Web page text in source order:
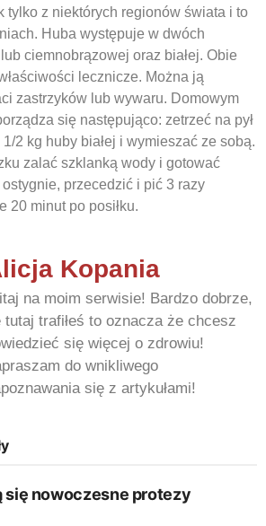
tylko z niektórych regionów świata i to
Huba występuje w dwóch
ciemnobrązowej oraz białej. Obie
lecznicze. Można ją
zastrzyków lub wywaru. Domowym
się następująco: zetrzeć na pył
2 kg huby białej i wymieszać ze sobą.
zalać szklanką wody i gotować
przecedzić i pić 3 razy
20 minut po posiłku.
Kopania
na moim serwisie! Bardzo dobrze,
tutaj trafiłeś to oznacza że chcesz
się więcej o zdrowiu!
do wnikliwego
się z artykułami!
się nowoczesne protezy